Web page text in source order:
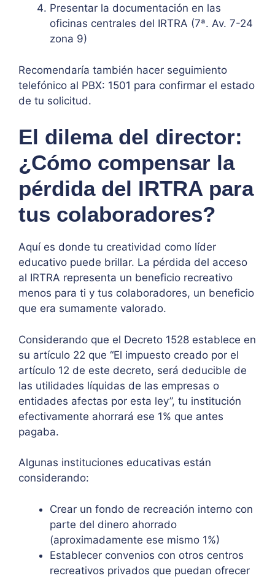
Presentar la documentación en las
oficinas centrales del IRTRA (7ª. Av. 7-24
zona 9)
Recomendaría también hacer seguimiento
telefónico al PBX: 1501 para confirmar el estado
de tu solicitud.
El dilema del director:
¿Cómo compensar la
pérdida del IRTRA para
tus colaboradores?
Aquí es donde tu creatividad como líder
educativo puede brillar. La pérdida del acceso
al IRTRA representa un beneficio recreativo
menos para ti y tus colaboradores, un beneficio
que era sumamente valorado.
Considerando que el Decreto 1528 establece en
su artículo 22 que “El impuesto creado por el
artículo 12 de este decreto, será deducible de
las utilidades líquidas de las empresas o
entidades afectas por esta ley”, tu institución
efectivamente ahorrará ese 1% que antes
pagaba.
Algunas instituciones educativas están
considerando:
Crear un fondo de recreación interno con
parte del dinero ahorrado
(aproximadamente ese mismo 1%)
Establecer convenios con otros centros
recreativos privados que puedan ofrecer